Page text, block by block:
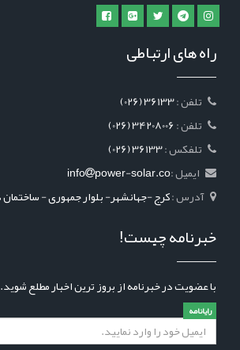
راه های ارتباطی
(026) 36133
(026) 34208006
(026) 36133
ایمیل :
info power-solar.co
آدرس :کرج -جهانشهر- بلوار جمهوری - ساختمان
خبرنامه چیست!
با عضویت در خبرنامه از بروز ترین اخبار مطلع شوید.
رایانامه